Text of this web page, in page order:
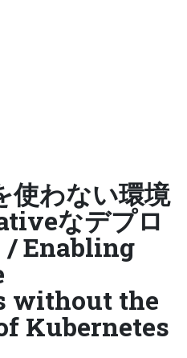
わない環境
なデプロ
/ Enabling
without the
Kubernetes